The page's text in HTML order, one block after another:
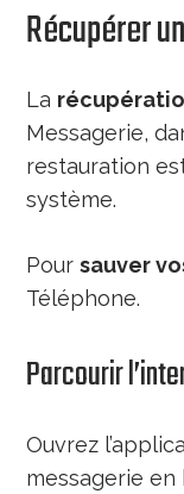
Récupérer
La
Messagerie,
restauration
système.
Pour sauver
Téléphone.
Parcourir
Ouvrez
messagerie en